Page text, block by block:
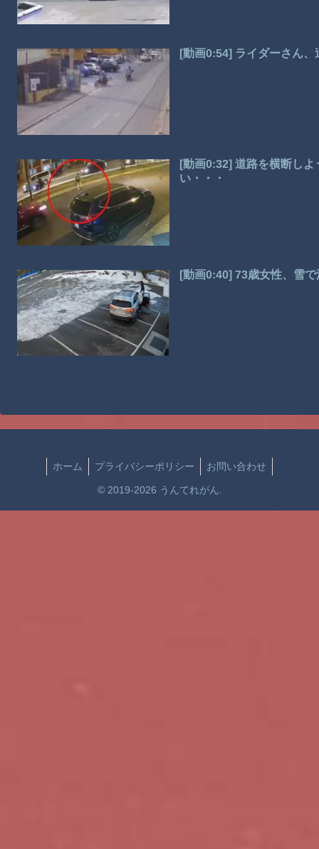
[動画0:54] ライダーさん
[動画0:32] 道路を横断し
い・・・
[動画0:40] 73歳女性、雪
ホーム プライバシーポリシー お問い合わせ
© 2019-2026 うんてれがん.